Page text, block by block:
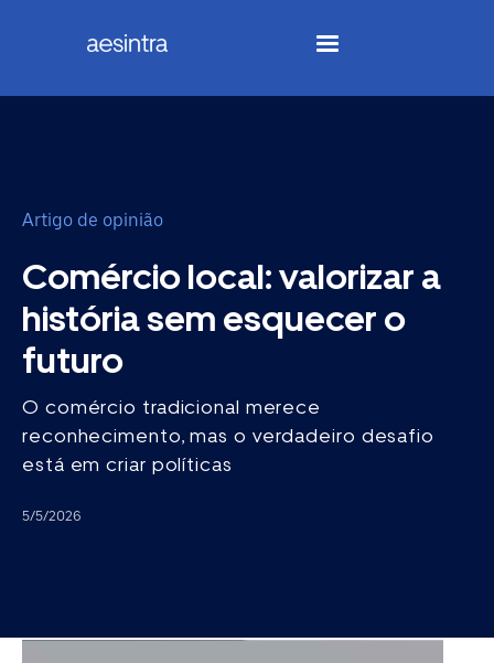
Artigo de opinião
Comércio local: valorizar a
história sem esquecer o
futuro
O comércio tradicional merece
reconhecimento, mas o verdadeiro desafio
está em criar políticas
5/5/2026